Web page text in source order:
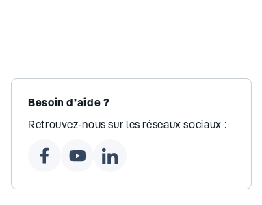
Besoin d’aide ?
Retrouvez-nous sur les réseaux sociaux :